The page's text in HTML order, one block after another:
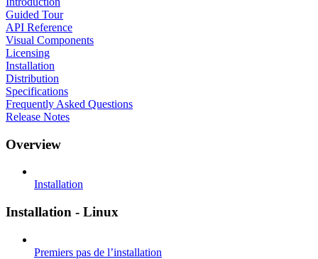
Guided Tour
API Reference
Visual Components
Licensing
Installation
Distribution
Specifications
Frequently Asked Questions
Release Notes
Overview
Installation
Installation - Linux
Premiers pas de l’installation